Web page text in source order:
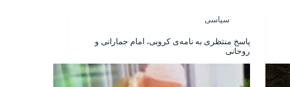
سیاسی
پاسخ منتظری به نامه‌ی کروبی، امام جمارانی و
روحانی